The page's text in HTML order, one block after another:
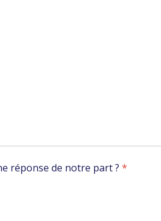
réponse de notre part ? *